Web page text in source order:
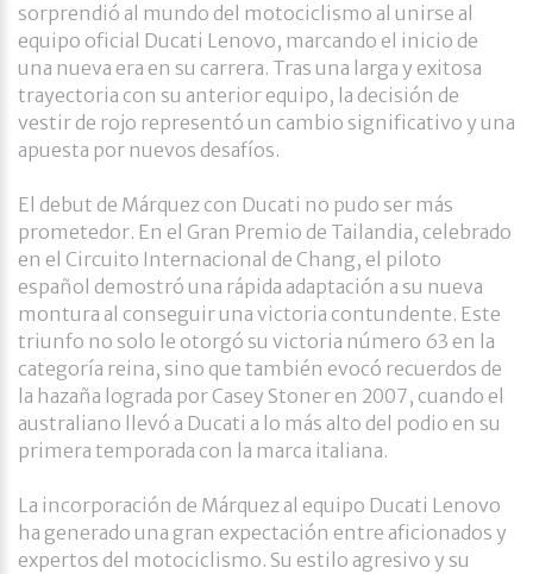
sorprendió al mundo del motociclismo al unirse al
equipo oficial Ducati Lenovo, marcando el inicio de
una nueva era en su carrera. Tras una larga y exitosa
trayectoria con su anterior equipo, la decisión de
vestir de rojo representó un cambio significativo y una
apuesta por nuevos desafíos.​
El debut de Márquez con Ducati no pudo ser más
prometedor. En el Gran Premio de Tailandia, celebrado
en el Circuito Internacional de Chang, el piloto
español demostró una rápida adaptación a su nueva
montura al conseguir una victoria contundente. Este
triunfo no solo le otorgó su victoria número 63 en la
categoría reina, sino que también evocó recuerdos de
la hazaña lograda por Casey Stoner en 2007, cuando el
australiano llevó a Ducati a lo más alto del podio en su
primera temporada con la marca italiana. ​
La incorporación de Márquez al equipo Ducati Lenovo
ha generado una gran expectación entre aficionados y
expertos del motociclismo. Su estilo agresivo y su